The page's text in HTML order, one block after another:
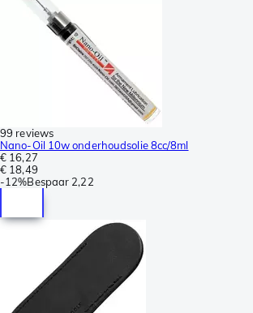
99 reviews
Nano-Oil 10w onderhoudsolie 8cc/8ml
€ 16,27
€ 18,49
-12%Bespaar 2,22